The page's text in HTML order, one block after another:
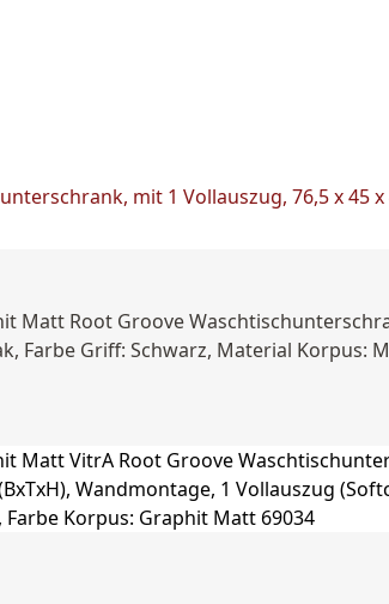
mit 1 Vollauszug, 76,5 x 45
Matt Root Groove
Griff: Schwarz, Material Korpus: